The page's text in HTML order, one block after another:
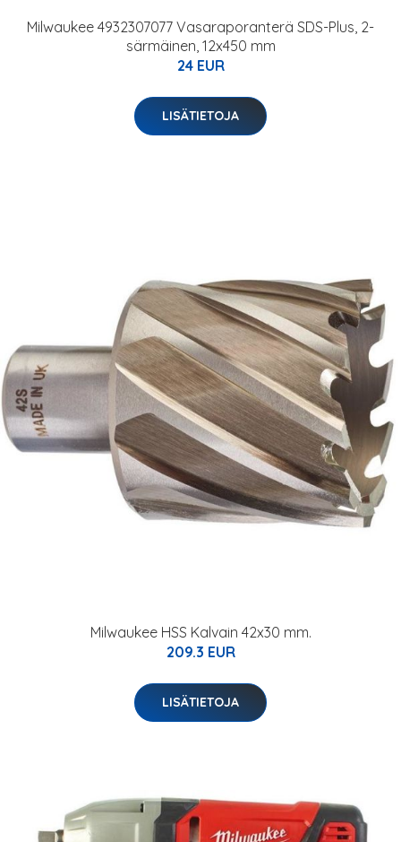
Milwaukee 4932307077 Vasaraporanterä SDS-Plus, 2-
särmäinen, 12x450 mm
24 EUR
LISÄTIETOJA
Milwaukee HSS Kalvain 42x30 mm.
209.3 EUR
LISÄTIETOJA